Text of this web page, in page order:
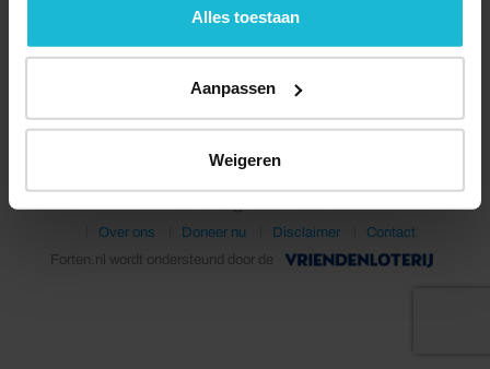
de knoppen accepteren, beheren of weigeren.
Alles toestaan
Aanpassen
Weigeren
© 2026 Stichting Forten Nederland
Over ons
Doneer nu Disclaimer
Contact
Forten.nl wordt ondersteund door de